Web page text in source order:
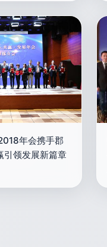
年会携手郡
引领发展新篇章